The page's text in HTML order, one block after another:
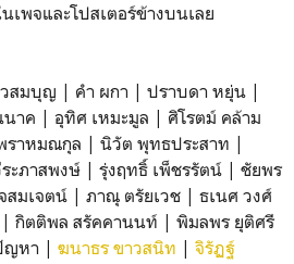
เพจและโปสเตอร์ข้างบนเลย
สมบุญ | คำ ผกา | ปราบดา หยุ่น |
าค | อุทิศ เหมะมูล | ศิโรตม์ คล้าม
าหมณกุล | นิวัต พุทธประสาท |
ะภาสพงษ์ | รุ่งฤทธิ์ เพ็ชรรัตน์ | ชัยพร
มเจตน์ | ภาณุ ตรัยเวช | ธเนศ วงศ์
| กิตติพล สรัคคานนท์ | พิมลพร ยุติศรี
ญหา | ฆนาธร ขาวสนิท
จิรัฏฐ์